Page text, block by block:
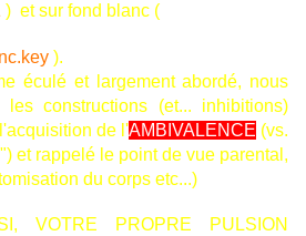
) et sur fond blanc (
).
éculé et largement abordé, nous
constructions (et... inhibitions)
de l'AMBIVALENCE (vs.
et rappelé le point de vue parental,
du corps etc...)
VOTRE PROPRE PULSION